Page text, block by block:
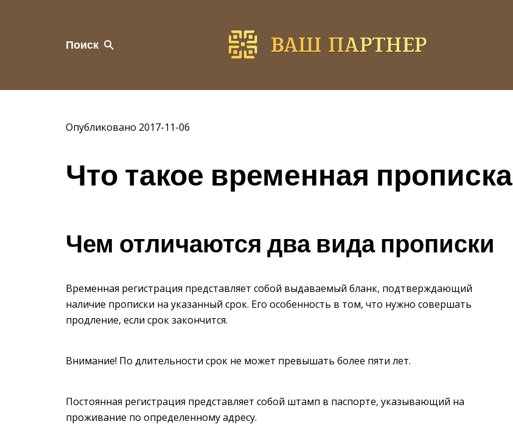
Поиск
Опубликовано 2017-11-06
Что такое временная прописка
Чем отличаются два вида прописки
Временная регистрация представляет собой выдаваемый бланк, подтверждающий
наличие прописки на указанный срок. Его особенность в том, что нужно совершать
продление, если срок закончится.
Внимание! По длительности срок не может превышать более пяти лет.
Постоянная регистрация представляет собой штамп в паспорте, указывающий на
проживание по определенному адресу.